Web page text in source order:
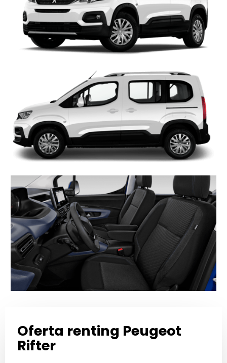
Oferta renting Peugeot
Rifter